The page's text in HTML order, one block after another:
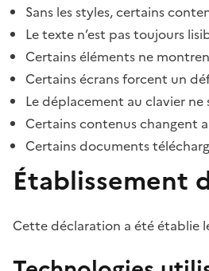
Sans les styles, certains
Le texte n’est pas toujours
Certains éléments ne
Certains écrans forcent un
Le déplacement au clavier
Certains contenus changent
Certains documents
Établissement
Cette déclaration a été établie